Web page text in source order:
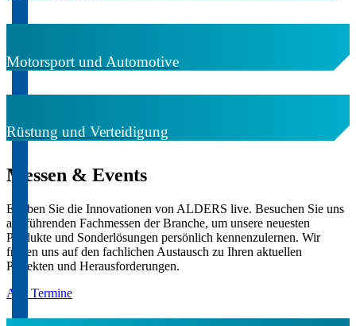
Motorsport und Automotive
Rüstung und Verteidigung
Messen & Events
Erleben Sie die Innovationen von ALDERS live. Besuchen Sie uns
auf führenden Fachmessen der Branche, um unsere neuesten
Produkte und Sonderlösungen persönlich kennenzulernen. Wir
freuen uns auf den fachlichen Austausch zu Ihren aktuellen
Projekten und Herausforderungen.
Alle Termine